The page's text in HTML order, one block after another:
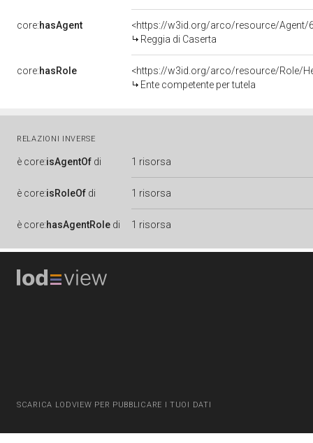
core:hasAgent
<https://w3id.org/arco/resource/Agent/
Reggia di Caserta
core:hasRole
<https://w3id.org/arco/resource/Role/
Ente competente per tutela
RELAZIONI INVERSE
è core:isAgentOf di 1 risorsa
è core:isRoleOf di 1 risorsa
è core:hasAgentRole di 1 risorsa
SCARICA LODVIEW PER PUBBLICARE I TUOI DATI